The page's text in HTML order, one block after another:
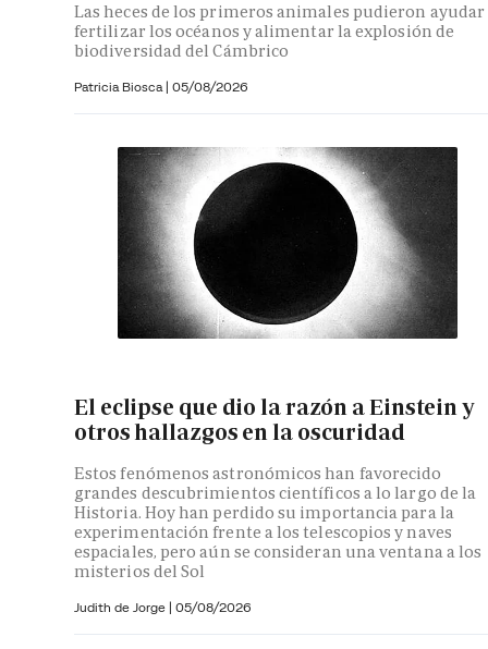
Las heces de los primeros animales pudieron ayudar
fertilizar los océanos y alimentar la explosión de
biodiversidad del Cámbrico
Patricia Biosca | 05/08/2026
El eclipse que dio la razón a Einstein y
otros hallazgos en la oscuridad
Estos fenómenos astronómicos han favorecido
grandes descubrimientos científicos a lo largo de la
Historia. Hoy han perdido su importancia para la
experimentación frente a los telescopios y naves
espaciales, pero aún se consideran una ventana a los
misterios del Sol
Judith de Jorge | 05/08/2026